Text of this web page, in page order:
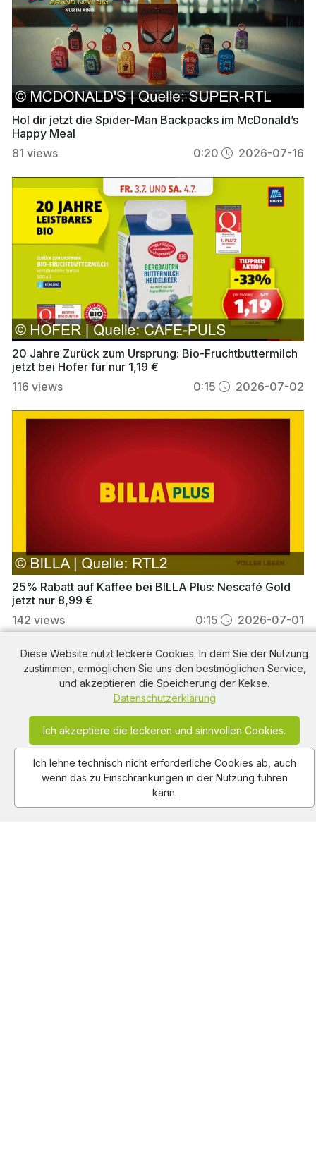
Diese Website nutzt leckere Cookies. In dem Sie der Nutzung
zustimmen, ermöglichen Sie uns den bestmöglichen Service,
und akzeptieren die Speicherung der Kekse.
Datenschutzerklärung
Ich akzeptiere die leckeren und sinnvollen Cookies.
Ich lehne technisch nicht erforderliche Cookies ab, auch
wenn das zu Einschränkungen in der Nutzung führen
kann.
Hol dir jetzt die Spider-Man Backpacks im McDonald’s
Happy Meal
81 views 0:20 2026-07-16
20 Jahre Zurück zum Ursprung: Bio-Fruchtbuttermilch
jetzt bei Hofer für nur 1,19 €
116 views 0:15 2026-07-02
25% Rabatt auf Kaffee bei BILLA Plus: Nescafé Gold
jetzt nur 8,99 €
142 views 0:15 2026-07-01
Barilla Werbungaus dem Jahr 2025 in Österreich,
mit dem von uns gewählten Titel: "Barilla Pesto
Genovese: Cremiger Genuss mit unwiderstehlichem
Geschmack für jede Gelegenheit!" mit der
Kurzbeschreibung: "Genieße den cremigen Genuss
Parmigiano Reggiano für unwiderstehlichen
Geschmack. Barilla Pesto, das Highlight jeder
Mahlzeit!". Diese Werbung thematisiert oder